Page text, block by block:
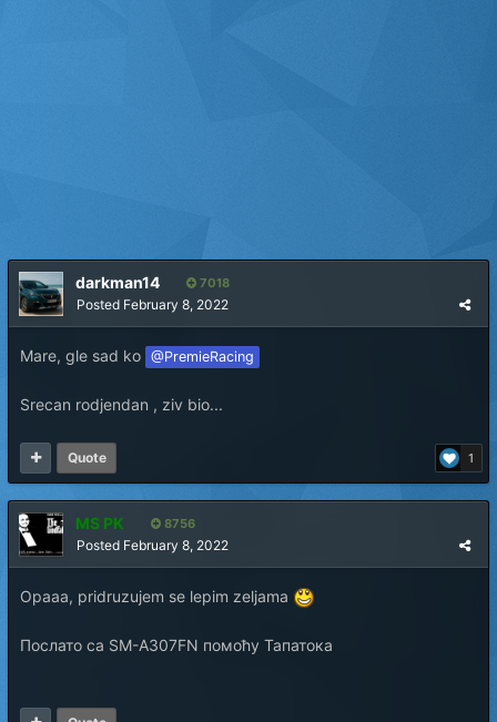
darkman14 7018
Posted February 8, 2022
Mare, gle sad ko @PremieRacing
Srecan rodjendan , ziv bio...
1
Quote
MS PK 8756
Posted February 8, 2022
Opaaa, pridruzujem se lepim zeljama
Послато са SM-A307FN помоћу Тапатока